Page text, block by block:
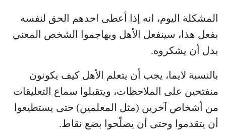
المشكلة اليوم، انه إذا أعطى احدهم الحق لنفسه
بفعل هذا، سينفعل الأهل ويهاجموا الشخص المعني
بدل أن يشكروه.
بالنسبة لايما، يجب أن يتعلم الأهل كيف يكونون
منفتحين على الملاحظات، ويتقبلوا سماع التعليقات
من أشخاص آخرين (مثل المعلمين) حتى يستطيعوا
أن يتقدموا وحتى أن يصلّحوا بضع نقاط.